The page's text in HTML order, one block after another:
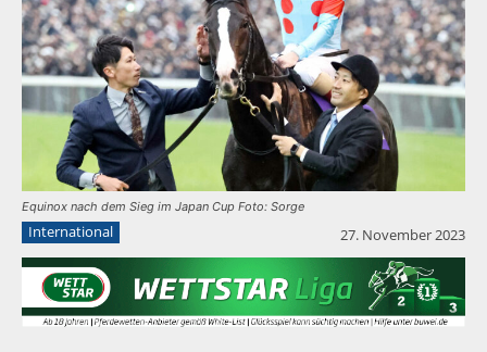
Equinox nach dem Sieg im Japan Cup Foto: Sorge
International 27. November 2023